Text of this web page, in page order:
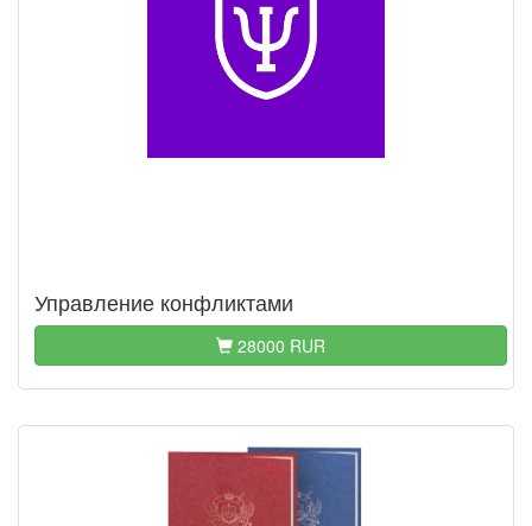
Управление конфликтами
28000 RUR